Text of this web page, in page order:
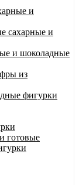
и
сахарные и
и шоколадные
из
фигурки
готовые